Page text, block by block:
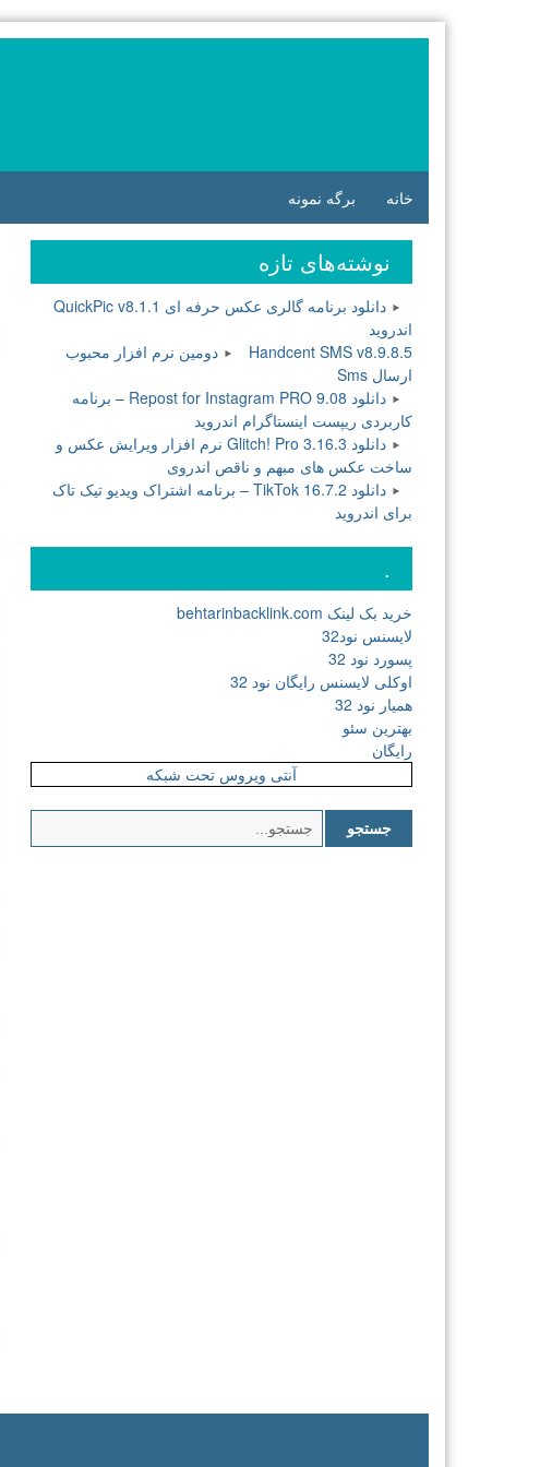
خانه برگه نمونه
نوشته‌های تازه
دانلود برنامه گالری عکس حرفه ای QuickPic v8.1.1
اندروید
Handcent SMS v8.9.8.5 دومین نرم افزار محبوب
ارسال Sms
دانلود Repost for Instagram PRO 9.08 – برنامه
کاربردی ریپست اینستاگرام اندروید
دانلود Glitch! Pro 3.16.3 نرم افزار ویرایش عکس و
ساخت عکس های مبهم و ناقص اندروی
دانلود TikTok 16.7.2 – برنامه اشتراک ویدیو تیک تاک
برای اندروید
.
خرید بک لینک behtarinbacklink.com
لایسنس نود32
پسورد نود 32
اوکلی لایسنس رایگان نود 32
همیار نود 32
بهترین سئو
رایگان
آنتی ویروس تحت شبکه
برای: